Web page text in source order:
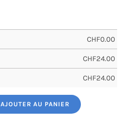
CHF0.00
CHF24.00
CHF24.00
AJOUTER AU PANIER